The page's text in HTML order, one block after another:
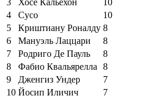
4
Сусо
10
5
Криштиану Роналду 8
6
Мануэль Лаццари
8
7
Родриго Де Пауль
8
8
Фабио Квальярелла
8
9
Дженгиз Ундер
7
10 Йосип Иличич
7